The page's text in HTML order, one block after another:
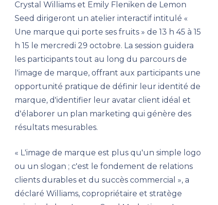
Crystal Williams et Emily Fleniken de Lemon
Seed dirigeront un atelier interactif intitulé «
Une marque qui porte ses fruits » de 13 h 45 à 15
h 15 le mercredi 29 octobre. La session guidera
les participants tout au long du parcours de
l'image de marque, offrant aux participants une
opportunité pratique de définir leur identité de
marque, d'identifier leur avatar client idéal et
d'élaborer un plan marketing qui génère des
résultats mesurables.
« L'image de marque est plus qu'un simple logo
ou un slogan ; c'est le fondement de relations
clients durables et du succès commercial », a
déclaré Williams, copropriétaire et stratège